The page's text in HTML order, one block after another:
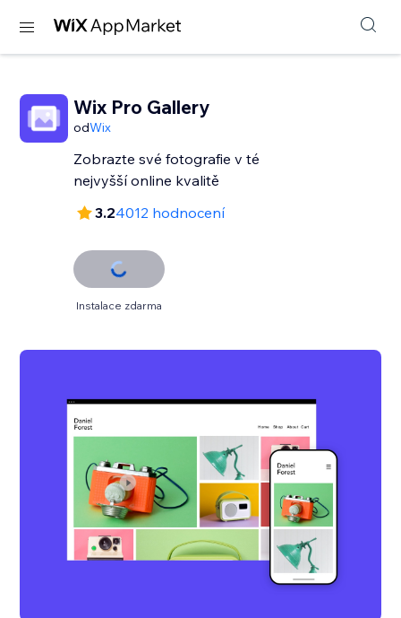
Wix Pro Gallery
odWix
Zobrazte své fotografie v té
nejvyšší online kvalitě
3.24012 hodnocení
Instalace zdarma